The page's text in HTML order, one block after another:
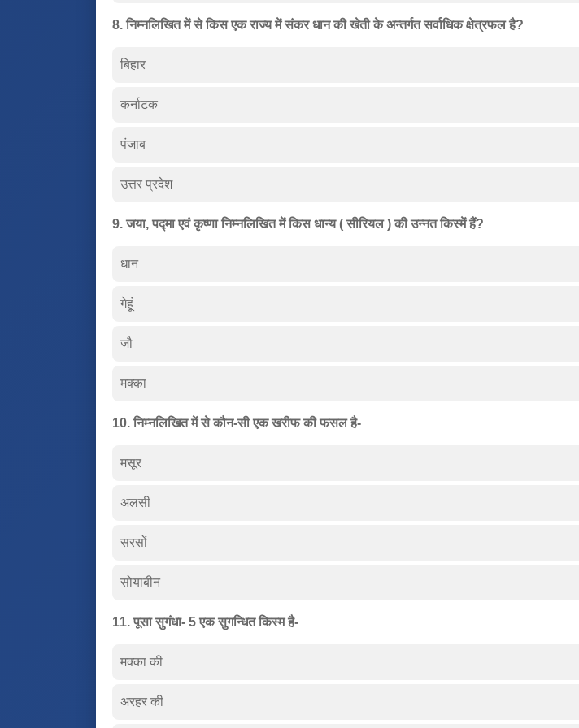
8. निम्नलिखित में से किस एक राज्य में संकर धान की खेती के अन्तर्गत सर्वाधिक क्षेत्रफल है?
बिहार
कर्नाटक
पंजाब
उत्तर प्रदेश
9. जया, पद्मा एवं कृष्णा निम्नलिखित में किस धान्य ( सीरियल ) की उन्नत किस्में हैं?
धान
गेहूं
जौ
मक्का
10. निम्नलिखित में से कौन-सी एक खरीफ की फसल है-
मसूर
अलसी
सरसों
सोयाबीन
11. पूसा सुगंधा- 5 एक सुगन्धित किस्म है-
मक्का की
अरहर की